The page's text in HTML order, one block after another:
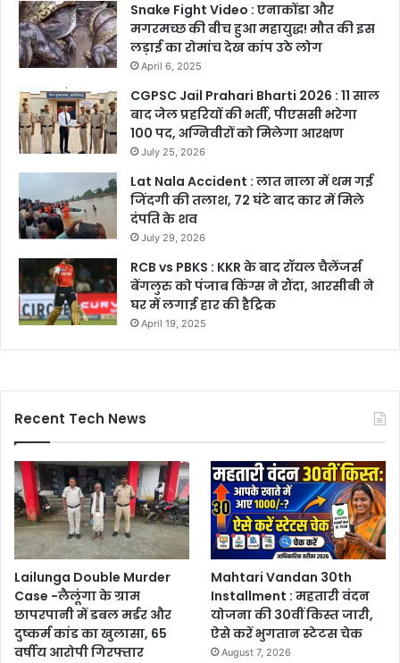
Snake Fight Video : एनाकोंडा और
मगरमच्छ की बीच हुआ महायुद्ध! मौत की इस
लड़ाई का रोमांच देख कांप उठे लोग
April 6, 2025
CGPSC Jail Prahari Bharti 2026 : 11 साल
बाद जेल प्रहरियों की भर्ती, पीएससी भरेगा
100 पद, अग्निवीरों को मिलेगा आरक्षण
July 25, 2026
Lat Nala Accident : लात नाला में थम गई
जिंदगी की तलाश, 72 घंटे बाद कार में मिले
दंपति के शव
July 29, 2026
RCB vs PBKS : KKR के बाद रॉयल चैलेंजर्स
बेंगलुरु को पंजाब किंग्स ने रौंदा, आरसीबी ने
घर में लगाई हार की हैट्रिक
April 19, 2025
Recent Tech News
Lailunga Double Murder
Case -लैलूंगा के ग्राम
छापरपानी में डबल मर्डर और
दुष्कर्म कांड का खुलासा, 65
वर्षीय आरोपी गिरफ्तार
Mahtari Vandan 30th
Installment : महतारी वंदन
योजना की 30वीं किस्त जारी,
ऐसे करें भुगतान स्टेटस चेक
August 7, 2026